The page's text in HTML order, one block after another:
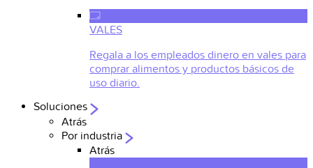
VALES
Regala a los empleados dinero en vales para
comprar alimentos y productos básicos de
uso diario.
Soluciones
Atrás
Por industria
Atrás